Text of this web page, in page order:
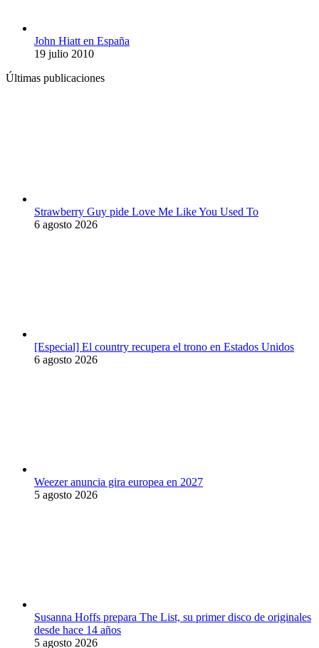
John Hiatt en España
19 julio 2010
Últimas publicaciones
Strawberry Guy pide Love Me Like You Used To
6 agosto 2026
[Especial] El country recupera el trono en Estados Unidos
6 agosto 2026
Weezer anuncia gira europea en 2027
5 agosto 2026
Susanna Hoffs prepara The List, su primer disco de originales
desde hace 14 años
5 agosto 2026